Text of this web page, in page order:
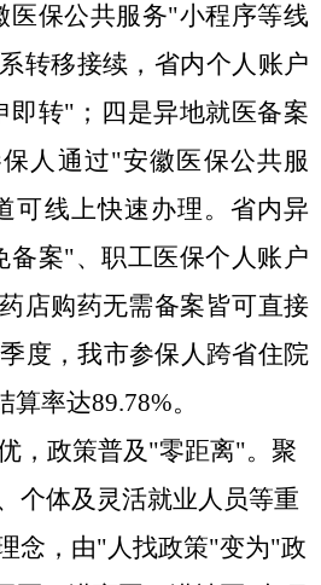
医保公共服务"小程序等线
转移接续，省内个人账户
即转"；四是异地就医备案
人通过"安徽医保公共服
可线上快速办理。省内异
备案"、职工医保个人账户
店购药无需备案皆可直接
度，我市参保人跨省住院
率达89.78%。
，政策普及 "零距离"。 聚
个体及灵活就业人员等重
念，由"人找政策"变为"政